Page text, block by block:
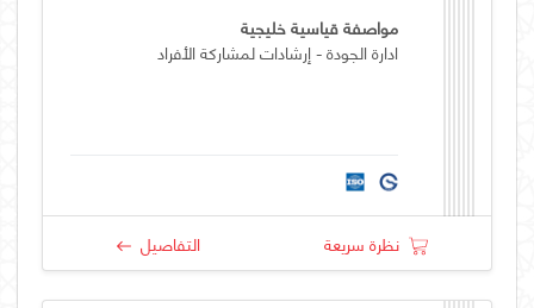
مواصفة قياسية خليجية
ادارة الجودة - إرشادات لمشاركة الأفراد
نظرة سريعة التفاصيل